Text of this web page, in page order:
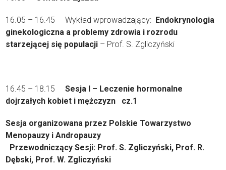
16.05 – 16.45 Wykład wprowadzający: Endokrynologia
ginekologiczna a problemy zdrowia i rozrodu
starzejącej się populacji – Prof. S. Zgliczyński
16.45 – 18.15
Sesja I – Leczenie hormonalne
dojrzałych kobiet i mężczyzn cz.1
Sesja organizowana przez Polskie Towarzystwo
Menopauzy i Andropauzy
Przewodniczący Sesji: Prof. S. Zgliczyński, Prof. R.
Dębski, Prof. W. Zgliczyński